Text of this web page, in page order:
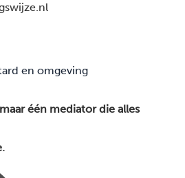
en omgeving
één mediator die alles